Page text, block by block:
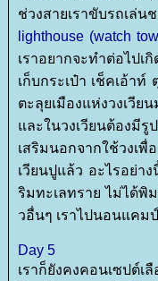
ช่วงสายเราขับรถเล่
lighthouse (watch
เราอยากจะทำต่อไป
เก็บกระเป๋า เช็คเอ้าท์
ตะลุยเมืองแห่งวงเวีย
ละในวงเวียนต้องมีรู
เสริมนอกจากใช้วงเพื่
เวียนปูแล้ว อะไรอย่า
ริมทะเลทราย ไม่ได้พิ
วอื่นๆ เราไปนอนแคม
Day 5
เราก็ยังคงคอนเซปต์